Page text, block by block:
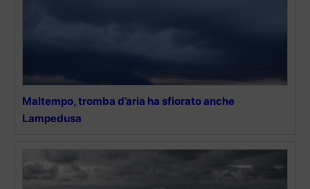
Maltempo, tromba d’aria ha sfiorato anche
Lampedusa